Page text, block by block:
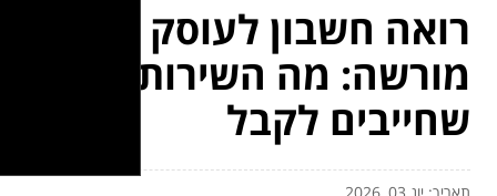
רואה חשבון לעוסק
מורשה: מה השירותים
שחייבים לקבל